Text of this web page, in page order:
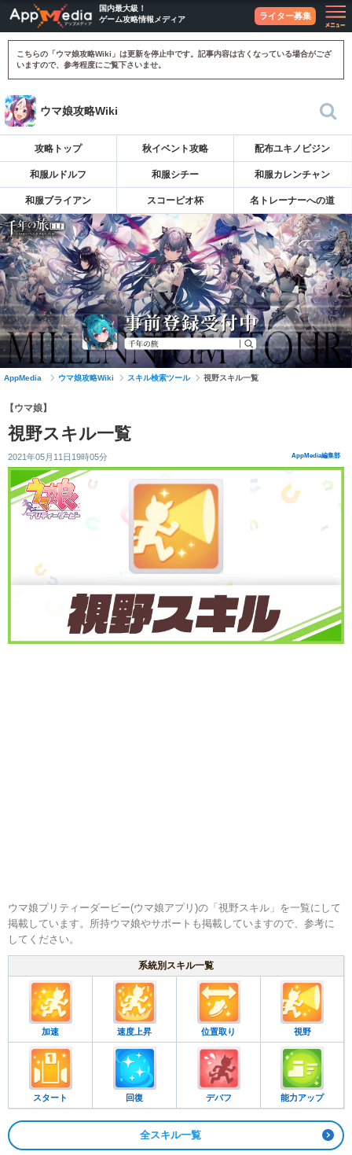
国内最大級！
ゲーム攻略情報メディア
ライター募集
こちらの「ウマ娘攻略Wiki」は更新を停止中です。記事内容は古くなっている場合がござ
いますので、参考程度にご覧下さいませ。
ウマ娘攻略Wiki
攻略トップ 秋イベント攻略 配布ユキノビジン
和服ルドルフ 和服シチー 和服カレンチャン
和服ブライアン スコーピオ杯 名トレーナーへの道
AppMedia ウマ娘攻略Wiki スキル検索ツール 視野スキル一覧
【ウマ娘】
視野スキル一覧
2021年05月11日19時05分 AppMedia編集部
ウマ娘プリティーダービー(ウマ娘アプリ)の「視野スキル」を一覧にして
掲載しています。所持ウマ娘やサポートも掲載していますので、参考に
してください。
系統別スキル一覧
加速 速度上昇 位置取り 視野
スタート 回復 デバフ 能力アップ
全スキル一覧